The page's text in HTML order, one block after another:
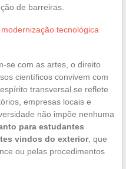
de barreiras.
tecnológica
se com as artes, o direito
científicos convivem com
transversal se reflete
empresas locais e
não impõe nenhuma
para estudantes
vindos do exterior, que
ou pelas procedimentos